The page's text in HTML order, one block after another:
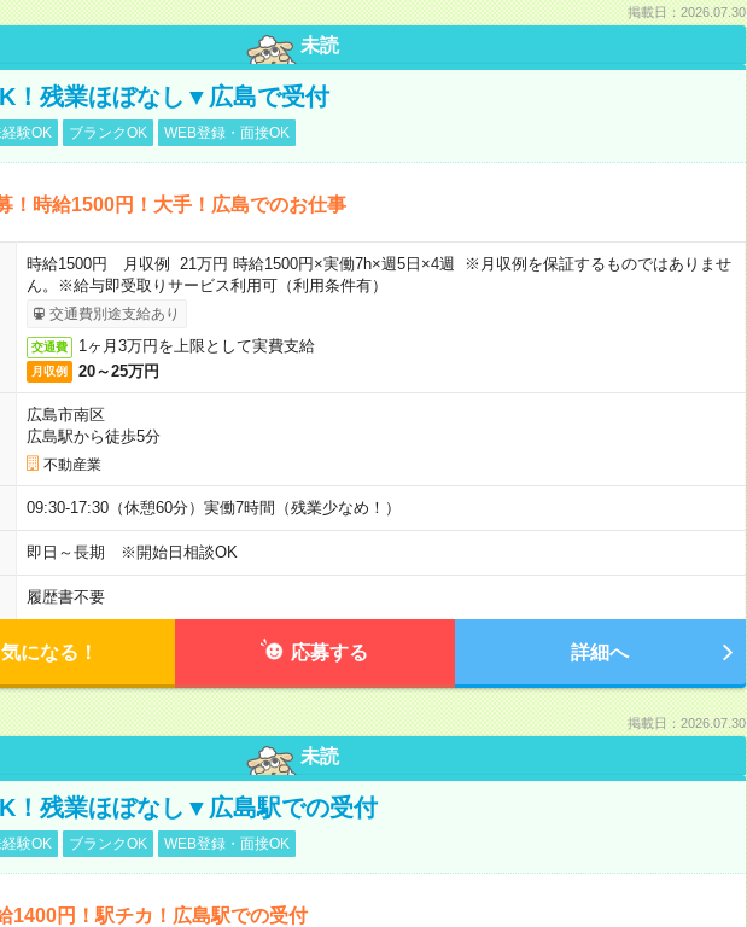
掲載日：2026.07.30
未読
！残業ほぼなし▼広島で受付
験OK ブランクOK WEB登録・面接OK
！時給1500円！大手！広島でのお仕事
時給1500円 月収例 21万円 時給1500円×実働7h×週5日×4週 ※月収例を保証するものではありませ
ん。※給与即受取りサービス利用可（利用条件有）
交通費別途支給あり
交通費 1ヶ月3万円を上限として実費支給
月収例 20～25万円
広島市南区
広島駅から徒歩5分
不動産業
09:30-17:30（休憩60分）実働7時間（残業少なめ！）
即日～長期 ※開始日相談OK
履歴書不要
気になる！ 応募する 詳細へ
掲載日：2026.07.30
未読
！残業ほぼなし▼広島駅での受付
験OK ブランクOK WEB登録・面接OK
1400円！駅チカ！広島駅での受付